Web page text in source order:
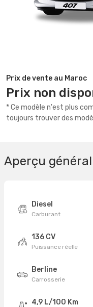
Prix de vente au Maroc
Prix non
* Ce modèle n'est plus
toujours trouver des
Aperçu général
Diesel
Carburant
136 CV
Puissance réelle
Berline
Carrosserie
4,9 L/100 Km